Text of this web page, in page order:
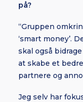
på?
“Gruppen
‘smart money’.
skal også
at skabe et
partnere og
Jeg selv har